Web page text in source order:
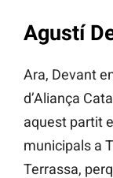
Agustí
Ara, Devant
d’Aliança
aquest partit
municipals a
Terrassa,